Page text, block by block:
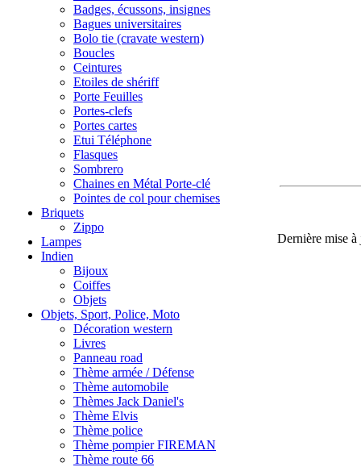
Badges, écussons, insignes
Bagues universitaires
Bolo tie (cravate western)
Boucles
Ceintures
Etoiles de shériff
Porte Feuilles
Portes-clefs
Portes cartes
Etui Téléphone
Flasques
Sombrero
Chaines en Métal Porte-clé
Pointes de col pour chemises
Briquets
Zippo
Lampes
Indien
Bijoux
Coiffes
Objets
Objets, Sport, Police, Moto
Décoration western
Livres
Panneau road
Thème armée / Défense
Thème automobile
Thèmes Jack Daniel's
Thème Elvis
Thème police
Thème pompier FIREMAN
Thème route 66
Dernière mise